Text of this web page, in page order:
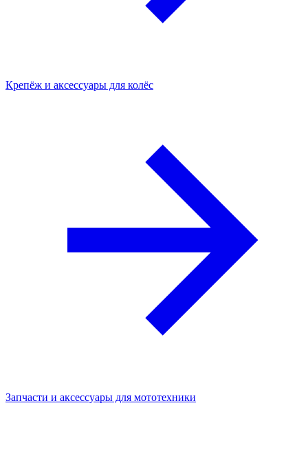
Крепёж и аксессуары для колёс
Запчасти и аксессуары для мототехники